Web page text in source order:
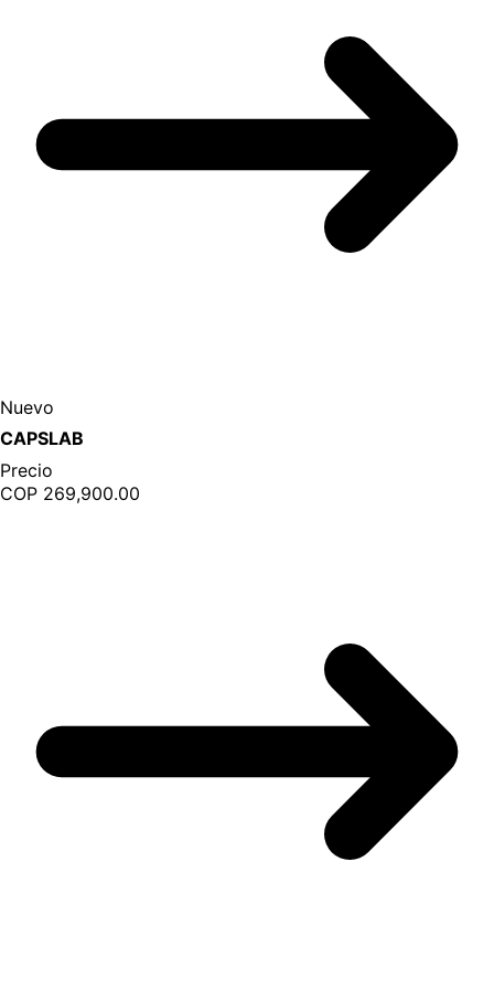
Nuevo
CAPSLAB
Precio
COP 269,900.00